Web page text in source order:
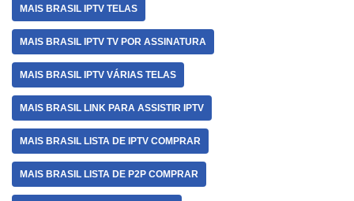
MAIS BRASIL IPTV TELAS
MAIS BRASIL IPTV TV POR ASSINATURA
MAIS BRASIL IPTV VÁRIAS TELAS
MAIS BRASIL LINK PARA ASSISTIR IPTV
MAIS BRASIL LISTA DE IPTV COMPRAR
MAIS BRASIL LISTA DE P2P COMPRAR